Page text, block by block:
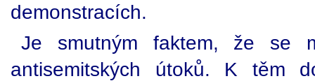
demonstracích.
Je smutným faktem, že se
antisemitských útoků. K těm